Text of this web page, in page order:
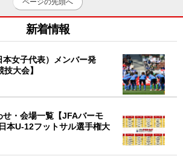
ページの先頭へ
新着情報
女子代表）メンバー発
大会】
・会場一覧【JFAバーモ
本U-12フットサル選手権大